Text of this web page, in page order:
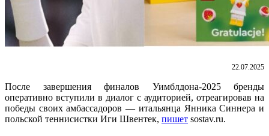
22.07.2025
После завершения финалов Уимблдона-2025 бренды
оперативно вступили в диалог с аудиторией, отреагировав на
победы своих амбассадоров — итальянца Янника Синнера и
польской теннисистки Иги Швентек, пишет sostav.ru.